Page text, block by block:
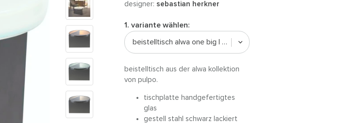
designer: sebastian herkner
1. variante wählen:
beistelltisch alwa one big | weiss
beistelltisch aus der alwa kollektion
von pulpo.
tischplatte handgefertigtes
glas
gestell stahl schwarz lackiert